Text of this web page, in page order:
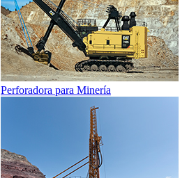
Perforadora para Minería